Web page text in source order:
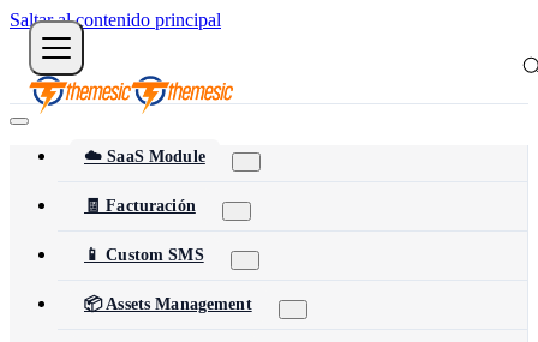
Saltar al contenido principal
☁️ SaaS Module
🧾 Facturación
📱 Custom SMS
📦 Assets Management